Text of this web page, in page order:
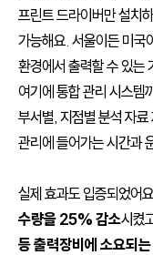
프린트 드라이버만 설치
가능해요. 서울이든 미국
환경에서 출력할 수 있는
여기에 통합 관리 시스템
부서별, 지점별 분석 자
관리에 들어가는 시간과
실제 효과도 입증되었어
수량을 25% 감소시켰
등 출력장비에 소요되